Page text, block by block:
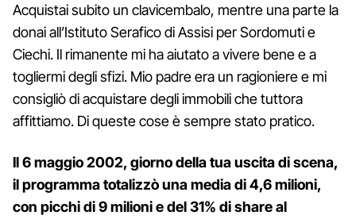
Acquistai subito un clavicembalo, mentre una parte la
donai all’Istituto Serafico di Assisi per Sordomuti e
Ciechi. Il rimanente mi ha aiutato a vivere bene e a
togliermi degli sfizi. Mio padre era un ragioniere e mi
consigliò di acquistare degli immobili che tuttora
affittiamo. Di queste cose è sempre stato pratico.
Il 6 maggio 2002, giorno della tua uscita di scena,
il programma totalizzò una media di 4,6 milioni,
con picchi di 9 milioni e del 31% di share al